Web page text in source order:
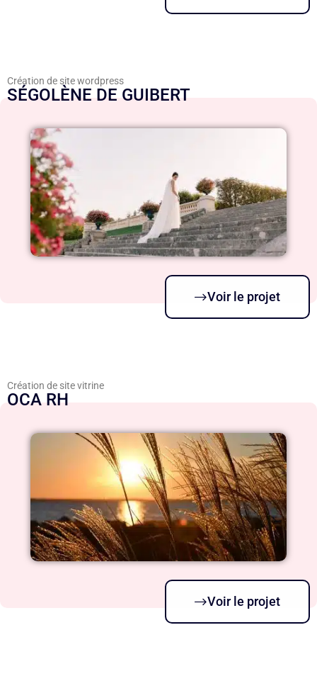
Création de site wordpress
SÉGOLÈNE DE GUIBERT
Voir le projet
Création de site vitrine
OCA RH
Voir le projet